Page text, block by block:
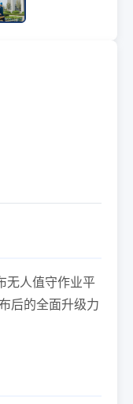
无人值守作业平
后的全面升级力